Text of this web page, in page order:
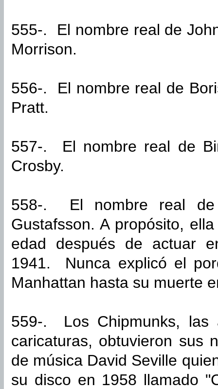
555-. El nombre real de
Morrison.
556-. El nombre real de
Pratt.
557-. El nombre real de
Crosby.
558-. El nombre real de
Gustafsson. A propósito,
edad después de actuar
1941. Nunca explicó el
Manhattan hasta su muerte
559-. Los Chipmunks, las
caricaturas, obtuvieron sus
de música David Seville
su disco en 1958 llamado